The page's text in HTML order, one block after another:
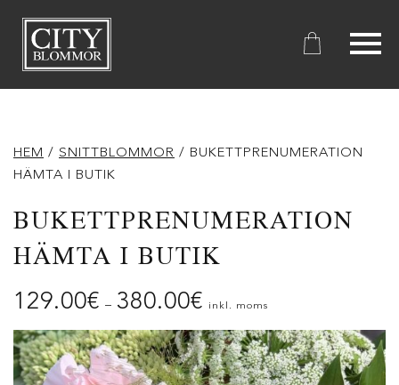
City
Blommor
HEM / SNITTBLOMMOR / BUKETTPRENUMERATION
HÄMTA I BUTIK
BUKETTPRENUMERATION
HÄMTA I BUTIK
129.00€ – 380.00€ inkl. moms